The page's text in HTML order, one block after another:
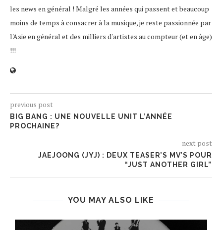
les news en général ! Malgré les années qui passent et beaucoup
moins de temps à consacrer à la musique, je reste passionnée par
l'Asie en général et des milliers d'artistes au compteur (et en âge)
!!!
previous post
BIG BANG : UNE NOUVELLE UNIT L’ANNÉE
PROCHAINE?
next post
JAEJOONG (JYJ) : DEUX TEASER’S MV’S POUR
“JUST ANOTHER GIRL”
YOU MAY ALSO LIKE